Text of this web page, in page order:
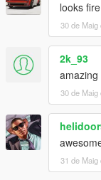
looks fire
30 de Maig
2k_93
30 de Maig
31 de Maig